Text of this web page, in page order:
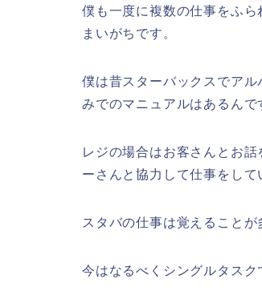
僕も一度に複数の仕事をふ
まいがちです。
僕は昔スターバックスでア
みでのマニュアルはあるんで
レジの場合はお客さんとお
ーさんと協力して仕事をして
スタバの仕事は覚えることが
今はなるべくシングルタスク